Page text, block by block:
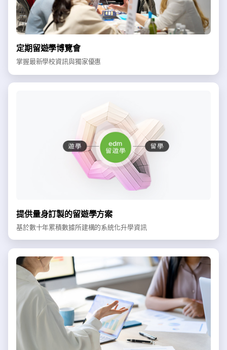
定期留遊學博覽會
掌握最新學校資訊與獨家優惠
提供量身訂製的留遊學方案
基於數十年累積數據所建構的系統化升學資訊